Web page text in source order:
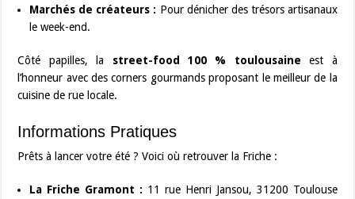
Marchés de créateurs : Pour dénicher des trésors artisanaux
le week-end.
Côté papilles, la street-food 100 % toulousaine est à
l’honneur avec des corners gourmands proposant le meilleur de la
cuisine de rue locale.
Informations Pratiques
Prêts à lancer votre été ? Voici où retrouver la Friche :
La Friche Gramont : 11 rue Henri Jansou, 31200 Toulouse